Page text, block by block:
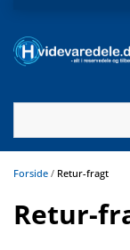
Forside / Retur-fragt
Retur-